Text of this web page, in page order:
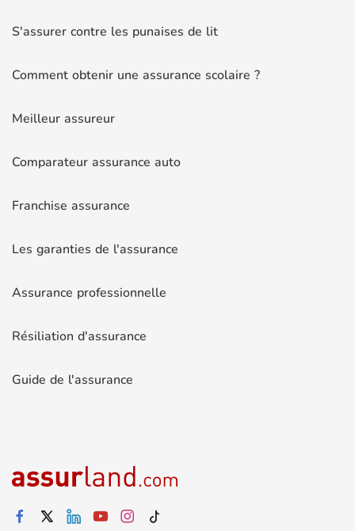
S'assurer contre les punaises de lit
Comment obtenir une assurance scolaire ?
Meilleur assureur
Comparateur assurance auto
Franchise assurance
Les garanties de l'assurance
Assurance professionnelle
Résiliation d'assurance
Guide de l'assurance